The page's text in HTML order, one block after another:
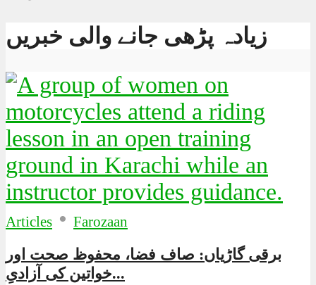
زیادہ پڑھی جانے والی خبریں
Articles • Farozaan
برقی گاڑیاں: صاف فضا، محفوظ صحت اور
خواتین کی آزادیِ...